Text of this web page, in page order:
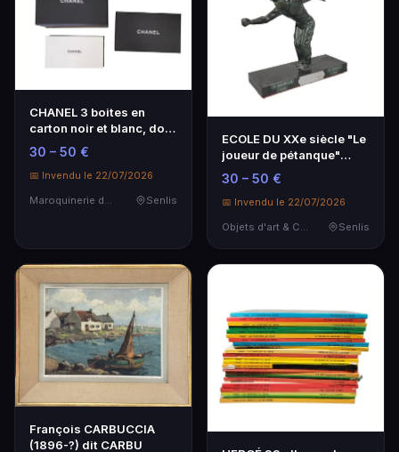
CHANEL 3 boites en
carton noir et blanc, dont
une ouvrant pa…
30 – 50 €
📅 Invendu le 22/07/2026
Senlis
ECOLE DU XXe siècle "Le
joueur de pétanque"
Régule sur plaqu…
30 – 50 €
📅 Invendu le 22/07/2026
Objets d'art & Curiosités
Senlis
François CARBUCCIA
(1896-?) dit CARBU